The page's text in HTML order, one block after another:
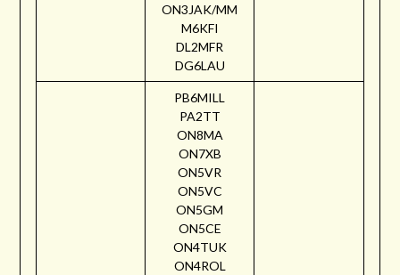
ON3JAK/MM
M6KFI
DL2MFR
DG6LAU
PB6MILL
PA2TT
ON8MA
ON7XB
ON5VR
ON5VC
ON5GM
ON5CE
ON4TUK
ON4ROL